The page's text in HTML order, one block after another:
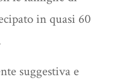
in quasi 60
suggestiva e